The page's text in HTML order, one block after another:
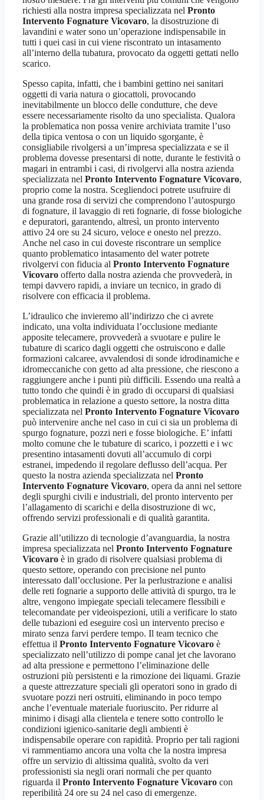
richiesti alla nostra impresa specializzata nel Pronto
Intervento Fognature Vicovaro, la disostruzione di
lavandini e water sono un’operazione indispensabile in
tutti i quei casi in cui viene riscontrato un intasamento
all’interno della tubatura, provocato da oggetti gettati nello
scarico.
Spesso capita, infatti, che i bambini gettino nei sanitari
oggetti di varia natura o giocattoli, provocando
inevitabilmente un blocco delle condutture, che deve
essere necessariamente risolto da uno specialista. Qualora
la problematica non possa venire archiviata tramite l’uso
della tipica ventosa o con un liquido sgorgante, è
consigliabile rivolgersi a un’impresa specializzata e se il
problema dovesse presentarsi di notte, durante le festività o
magari in entrambi i casi, di rivolgervi alla nostra azienda
specializzata nel Pronto Intervento Fognature Vicovaro,
proprio come la nostra. Scegliendoci potrete usufruire di
una grande rosa di servizi che comprendono l’autospurgo
di fognature, il lavaggio di reti fognarie, di fosse biologiche
e depuratori, garantendo, altresì, un pronto intervento
attivo 24 ore su 24 sicuro, veloce e onesto nel prezzo.
Anche nel caso in cui doveste riscontrare un semplice
quanto problematico intasamento del water potrete
rivolgervi con fiducia al Pronto Intervento Fognature
Vicovaro offerto dalla nostra azienda che provvederà, in
tempi davvero rapidi, a inviare un tecnico, in grado di
risolvere con efficacia il problema.
L’idraulico che invieremo all’indirizzo che ci avrete
indicato, una volta individuata l’occlusione mediante
apposite telecamere, provvederà a svuotare e pulire le
tubature di scarico dagli oggetti che ostruiscono e dalle
formazioni calcaree, avvalendosi di sonde idrodinamiche e
idromeccaniche con getto ad alta pressione, che riescono a
raggiungere anche i punti più difficili. Essendo una realtà a
tutto tondo che quindi è in grado di occuparsi di qualsiasi
problematica in relazione a questo settore, la nostra ditta
specializzata nel Pronto Intervento Fognature Vicovaro
può intervenire anche nel caso in cui ci sia un problema di
spurgo fognature, pozzi neri e fosse biologiche. E’ infatti
molto comune che le tubature di scarico, i pozzetti e i wc
presentino intasamenti dovuti all’accumulo di corpi
estranei, impedendo il regolare deflusso dell’acqua. Per
questo la nostra azienda specializzata nel Pronto
Intervento Fognature Vicovaro, opera da anni nel settore
degli spurghi civili e industriali, del pronto intervento per
l’allagamento di scarichi e della disostruzione di wc,
offrendo servizi professionali e di qualità garantita.
Grazie all’utilizzo di tecnologie d’avanguardia, la nostra
impresa specializzata nel Pronto Intervento Fognature
Vicovaro è in grado di risolvere qualsiasi problema di
questo settore, operando con precisione nel punto
interessato dall’occlusione. Per la perlustrazione e analisi
delle reti fognarie a supporto delle attività di spurgo, tra le
altre, vengono impiegate speciali telecamere flessibili e
telecomandate per videoispezioni, utili a verificare lo stato
delle tubazioni ed eseguire così un intervento preciso e
mirato senza farvi perdere tempo. Il team tecnico che
effettua il Pronto Intervento Fognature Vicovaro è
specializzato nell’utilizzo di pompe canal jet che lavorano
ad alta pressione e permettono l’eliminazione delle
ostruzioni più persistenti e la rimozione dei liquami. Grazie
a queste attrezzature speciali gli operatori sono in grado di
svuotare pozzi neri ostruiti, eliminando in poco tempo
anche l’eventuale materiale fuoriuscito. Per ridurre al
minimo i disagi alla clientela e tenere sotto controllo le
condizioni igienico-sanitarie degli ambienti è
indispensabile operare con rapidità. Proprio per tali ragioni
vi rammentiamo ancora una volta che la nostra impresa
offre un servizio di altissima qualità, svolto da veri
professionisti sia negli orari normali che per quanto
riguarda il Pronto Intervento Fognature Vicovaro con
reperibilità 24 ore su 24 nel caso di emergenze.